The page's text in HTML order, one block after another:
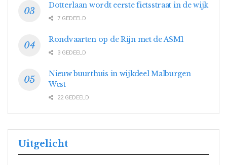
Dotterlaan wordt eerste fietsstraat in de wijk
7 GEDEELD
Rondvaarten op de Rijn met de ASM1
3 GEDEELD
Nieuw buurthuis in wijkdeel Malburgen
West
22 GEDEELD
Uitgelicht